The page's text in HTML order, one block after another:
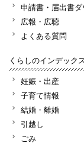
申請書・届出書
広報・広聴
よくある質問
くらしのインデックス
妊娠・出産
子育て情報
結婚・離婚
引越し
ごみ